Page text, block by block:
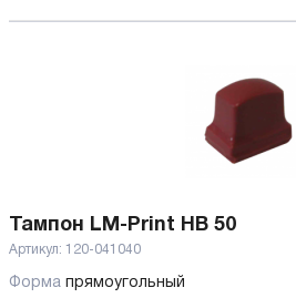
Тампон LM-Print HB 50
Артикул: 120-041040
Форма прямоугольный